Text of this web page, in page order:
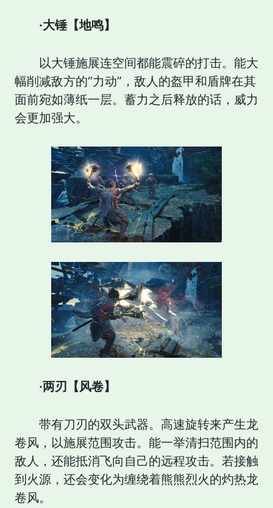
·大锤【地鸣】
以大锤施展连空间都能震碎的打击。能大
幅削减敌方的“力动”，敌人的盔甲和盾牌在其
面前宛如薄纸一层。蓄力之后释放的话，威力
会更加强大。
·两刃【风卷】
带有刀刃的双头武器。高速旋转来产生龙
卷风，以施展范围攻击。能一举清扫范围内的
敌人，还能抵消飞向自己的远程攻击。若接触
到火源，还会变化为缠绕着熊熊烈火的灼热龙
卷风。